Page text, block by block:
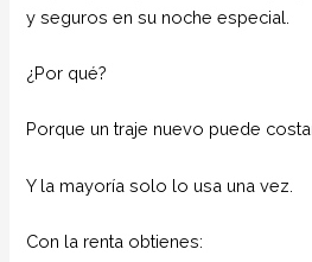
y seguros en su noche especial.
¿Por qué?
Porque un traje nuevo puede
Y la mayoría solo lo usa una vez.
Con la renta obtienes: